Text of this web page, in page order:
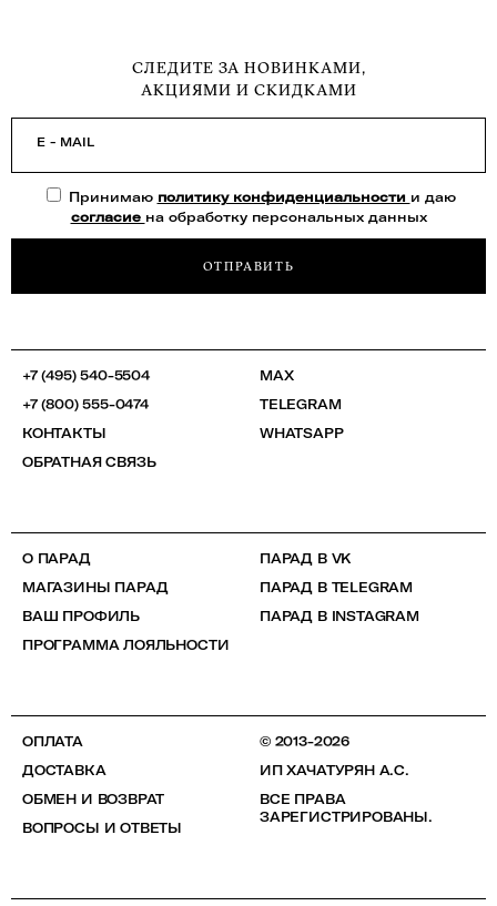
СЛЕДИТЕ ЗА НОВИНКАМИ,
АКЦИЯМИ И СКИДКАМИ
E - MAIL
Принимаю политику конфиденциальности и даю
согласие на обработку персональных данных
ОТПРАВИТЬ
+7 (495) 540-5504
+7 (800) 555-0474
КОНТАКТЫ
ОБРАТНАЯ СВЯЗЬ
MAX
TELEGRAM
WHATSAPP
О ПАРАД
МАГАЗИНЫ ПАРАД
ВАШ ПРОФИЛЬ
ПРОГРАММА ЛОЯЛЬНОСТИ
ПАРАД В VK
ПАРАД В TELEGRAM
ПАРАД В INSTAGRAM
ОПЛАТА
ДОСТАВКА
ОБМЕН И ВОЗВРАТ
ВОПРОСЫ И ОТВЕТЫ
© 2013-2026
ИП ХАЧАТУРЯН А.С.
ВСЕ ПРАВА
ЗАРЕГИСТРИРОВАНЫ.